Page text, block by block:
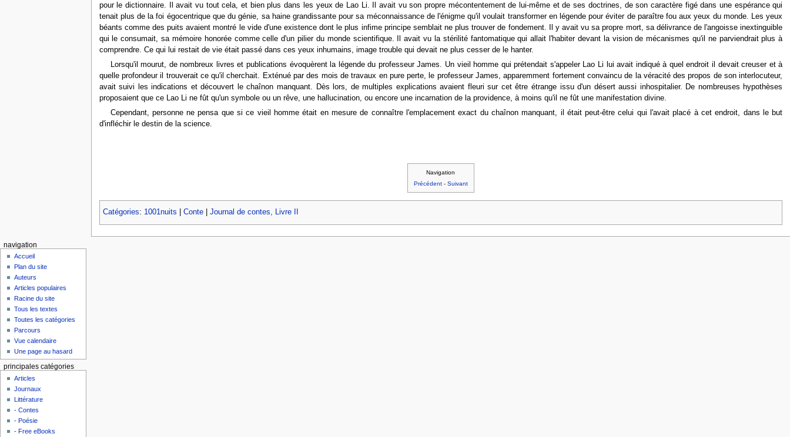
pour le dictionnaire. Il avait vu tout cela, et bien plus dans les yeux de Lao Li. Il avait vu son propre mécontentement de lui-même et de ses doctrines, de son caractère figé dans une espérance qui
tenait plus de la foi égocentrique que du génie, sa haine grandissante pour sa méconnaissance de l'énigme qu'il voulait transformer en légende pour éviter de paraître fou aux yeux du monde. Les yeux
béants comme des puits avaient montré le vide d'une existence dont le plus infime principe semblait ne plus trouver de fondement. Il y avait vu sa propre mort, sa délivrance de l'angoisse inextinguible
qui le consumait, sa mémoire honorée comme celle d'un pilier du monde scientifique. Il avait vu la stérilité fantomatique qui allait l'habiter devant la vision de mécanismes qu'il ne parviendrait plus à
comprendre. Ce qui lui restait de vie était passé dans ces yeux inhumains, image trouble qui devait ne plus cesser de le hanter.
Lorsqu'il mourut, de nombreux livres et publications évoquèrent la légende du professeur James. Un vieil homme qui prétendait s'appeler Lao Li lui avait indiqué à quel endroit il devait creuser et à
quelle profondeur il trouverait ce qu'il cherchait. Exténué par des mois de travaux en pure perte, le professeur James, apparemment fortement convaincu de la véracité des propos de son interlocuteur,
avait suivi les indications et découvert le chaînon manquant. Dès lors, de multiples explications avaient fleuri sur cet être étrange issu d'un désert aussi inhospitalier. De nombreuses hypothèses
proposaient que ce Lao Li ne fût qu'un symbole ou un rêve, une hallucination, ou encore une incarnation de la providence, à moins qu'il ne fût une manifestation divine.
Cependant, personne ne pensa que si ce vieil homme était en mesure de connaître l'emplacement exact du chaînon manquant, il était peut-être celui qui l'avait placé à cet endroit, dans le but
d'infléchir le destin de la science.
Navigation
Précédent- Suivant
Catégories: 1001nuits Conte| Journal de contes, Livre II
navigation
Accueil
Plan du site
Auteurs
Articles populaires
Racine du site
Tous les textes
Toutes les catégories
Parcours
Vue calendaire
Une page au hasard
principales catégories
Articles
Journaux
Littérature
- Contes
- Poésie
- Free eBooks